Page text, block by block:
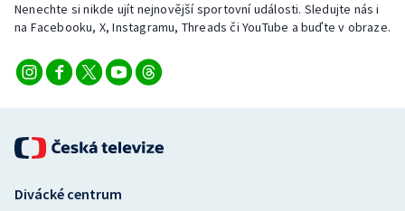
Nenechte si nikde ujít nejnovější sportovní události. Sledujte nás i
na Facebooku, X, Instagramu, Threads či YouTube a buďte v obraze.
Divácké centrum